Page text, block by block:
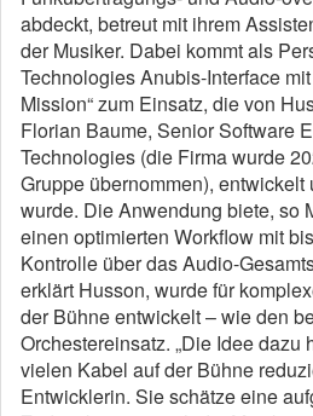
abdeckt, betreut mit ihrem
der Musiker. Dabei kommt als
Technologies Anubis-Interface
Mission“ zum Einsatz, die von
Florian Baume, Senior Software
Technologies (die Firma wurde
Gruppe übernommen), entwickelt
wurde. Die Anwendung biete, so
einen optimierten Workflow mit
Kontrolle über das Audio-
erklärt Husson, wurde für
der Bühne entwickelt – wie den
Orchestereinsatz. „Die Idee dazu
vielen Kabel auf der Bühne
Entwicklerin. Sie schätze eine